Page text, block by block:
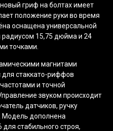
гриф на болтах имеет
положение руки во время
оснащена универсальной
15,75 дюйма и 24
точками.
магнитами
стаккато-риффов
и точной
звуком происходит
датчиков, ручку
Модель дополнена
стабильного строя,